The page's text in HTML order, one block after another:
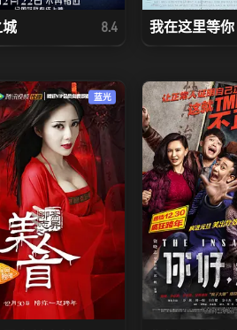
城 8.4 我在这里等你
蓝光